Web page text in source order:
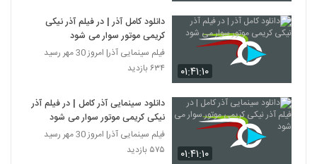
۰۱:۴۱:۱۰
دانلود کامل آذر | در فیلم آذر نیکی
کریمی موتور سوار می شود
فیلم سینمایی آذر| امروز 30 مهر رسید
۶۳۴ بازدید
۰۱:۴۱:۱۰
دانلود سینمایی آذر کامل | در فیلم آذر
نیکی کریمی موتور سوار می شود
فیلم سینمایی آذر| امروز 30 مهر رسید
۵۷۵ بازدید